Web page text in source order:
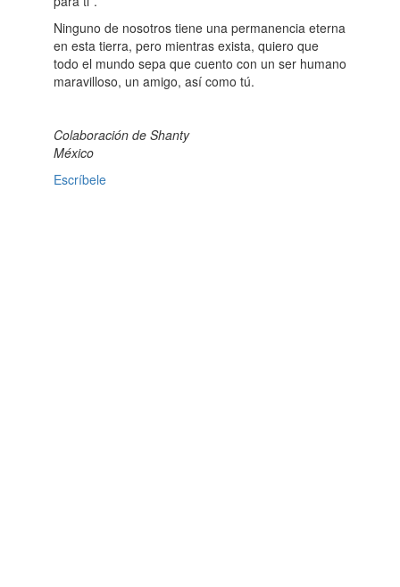
Ninguno de nosotros tiene una permanencia eterna
en esta tierra, pero mientras exista, quiero que
todo el mundo sepa que cuento con un ser humano
maravilloso, un amigo, así como tú.
Colaboración de Shanty
México
Escríbele